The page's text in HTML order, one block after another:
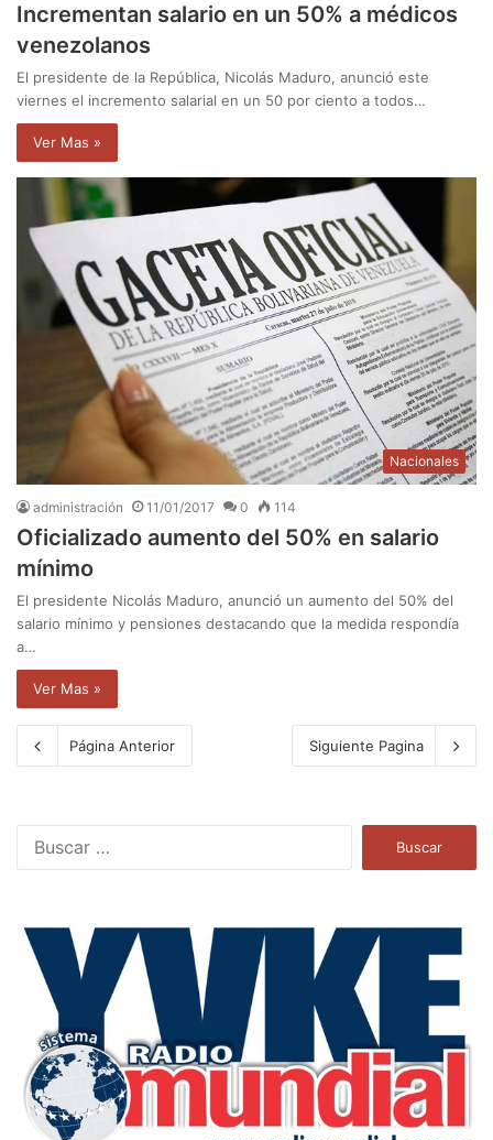
Incrementan salario en un 50% a médicos
venezolanos
El presidente de la República, Nicolás Maduro, anunció este
viernes el incremento salarial en un 50 por ciento a todos…
Ver Mas »
Nacionales
administración 11/01/2017 0 114
Oficializado aumento del 50% en salario
mínimo
El presidente Nicolás Maduro, anunció un aumento del 50% del
salario mínimo y pensiones destacando que la medida respondía
a…
Ver Mas »
Página Anterior Siguiente Pagina
a